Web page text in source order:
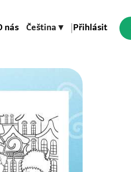
nás Čeština ▾ Přihlásit